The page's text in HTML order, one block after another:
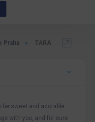
Praha TARA
be sweet and adorable
with you, and for sure